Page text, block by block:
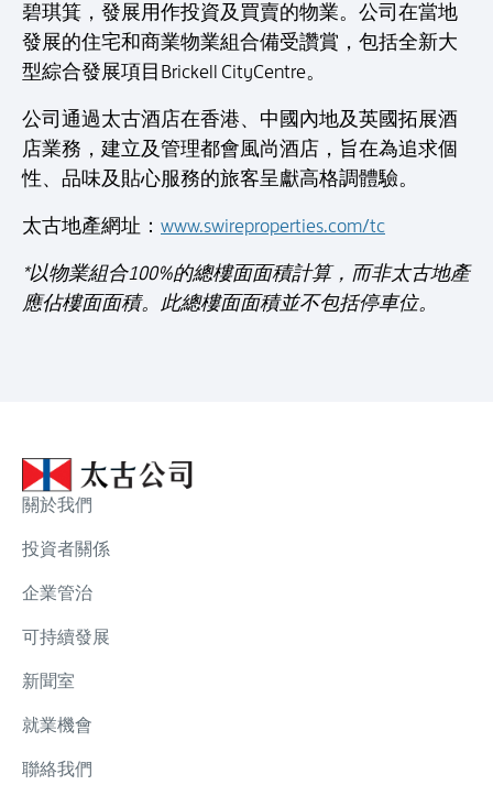
碧琪箕，發展用作投資及買賣的物業。公司在當地
發展的住宅和商業物業組合備受讚賞，包括全新大
型綜合發展項目Brickell CityCentre。
公司通過太古酒店在香港、中國內地及英國拓展酒
店業務，建立及管理都會風尚酒店，旨在為追求個
性、品味及貼心服務的旅客呈獻高格調體驗。
太古地產網址： www.swireproperties.com/tc
*以物業組合100%的總樓面面積計算，而非太古地產
應佔樓面面積。此總樓面面積並不包括停車位。
關於我們
投資者關係
企業管治
可持續發展
新聞室
就業機會
聯絡我們